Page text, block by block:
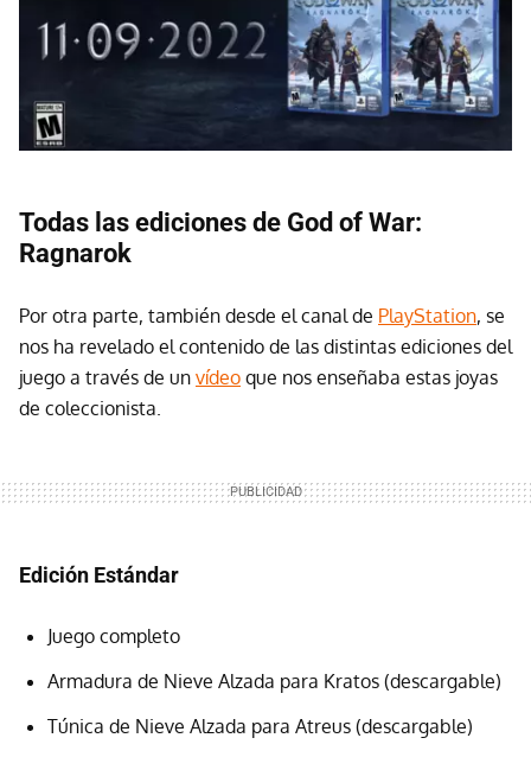
Todas las ediciones de God of War:
Ragnarok
Por otra parte, también desde el canal de PlayStation, se
nos ha revelado el contenido de las distintas ediciones del
juego a través de un vídeo que nos enseñaba estas joyas
de coleccionista.
Edición Estándar
Juego completo
Armadura de Nieve Alzada para Kratos (descargable)
Túnica de Nieve Alzada para Atreus (descargable)